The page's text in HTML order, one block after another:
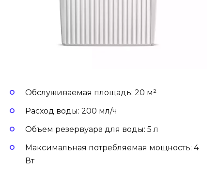
Обслуживаемая площадь: 20 м²
Расход воды: 200 мл/ч
Объем резервуара для воды: 5 л
Максимальная потребляемая мощность: 4
Вт